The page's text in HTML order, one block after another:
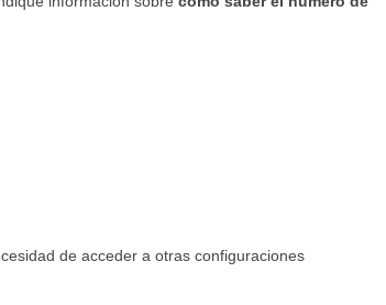
de acceder a otras configuraciones